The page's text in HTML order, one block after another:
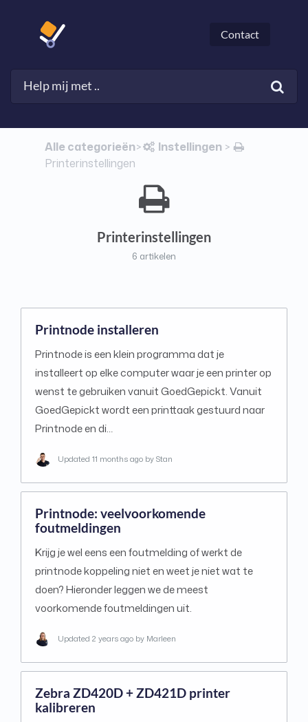
Contact
Alle categorieën​>​ ​Instellingen ​ > ​
Printerinstellingen
Printerinstellingen
6 artikelen
Printnode installeren
Printnode is een klein programma dat je
installeert op elke computer waar je een printer op
wenst te gebruiken vanuit GoedGepickt. Vanuit
GoedGepickt wordt een printtaak gestuurd naar
Printnode en di…
Updated 11 months ago by Stan
Printnode: veelvoorkomende
foutmeldingen
Krijg je wel eens een foutmelding of werkt de
printnode koppeling niet en weet je niet wat te
doen? Hieronder leggen we de meest
voorkomende foutmeldingen uit.
Updated 2 years ago by Marleen
Zebra ZD420D + ZD421D printer
kalibreren